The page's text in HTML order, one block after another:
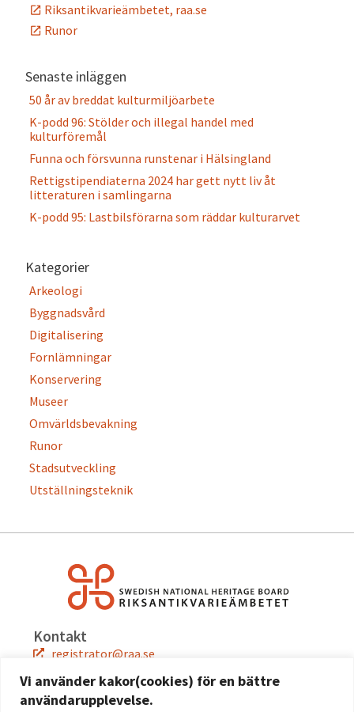
Vi använder kakor(cookies) för en bättre
användarupplevelse.
Riksantikvarieämbetet, raa.se
Runor
Senaste inläggen
50 år av breddat kulturmiljöarbete
K-podd 96: Stölder och illegal handel med
kulturföremål
Funna och försvunna runstenar i Hälsingland
Rettigstipendiaterna 2024 har gett nytt liv åt
litteraturen i samlingarna
K-podd 95: Lastbilsförarna som räddar kulturarvet
Kategorier
Arkeologi
Byggnadsvård
Digitalisering
Fornlämningar
Konservering
Museer
Omvärldsbevakning
Runor
Stadsutveckling
Utställningsteknik
Kontakt
registrator@raa.se
08-5191 80 00
Snabblänkar